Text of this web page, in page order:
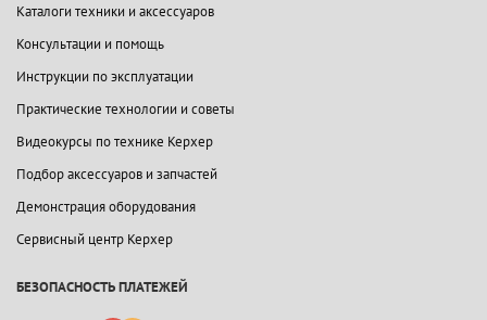
Каталоги техники и аксессуаров
Консультации и помощь
Инструкции по эксплуатации
Практические технологии и советы
Видеокурсы по технике Керхер
Подбор аксессуаров и запчастей
Демонстрация оборудования
Сервисный центр Керхер
БЕЗОПАСНОСТЬ ПЛАТЕЖЕЙ